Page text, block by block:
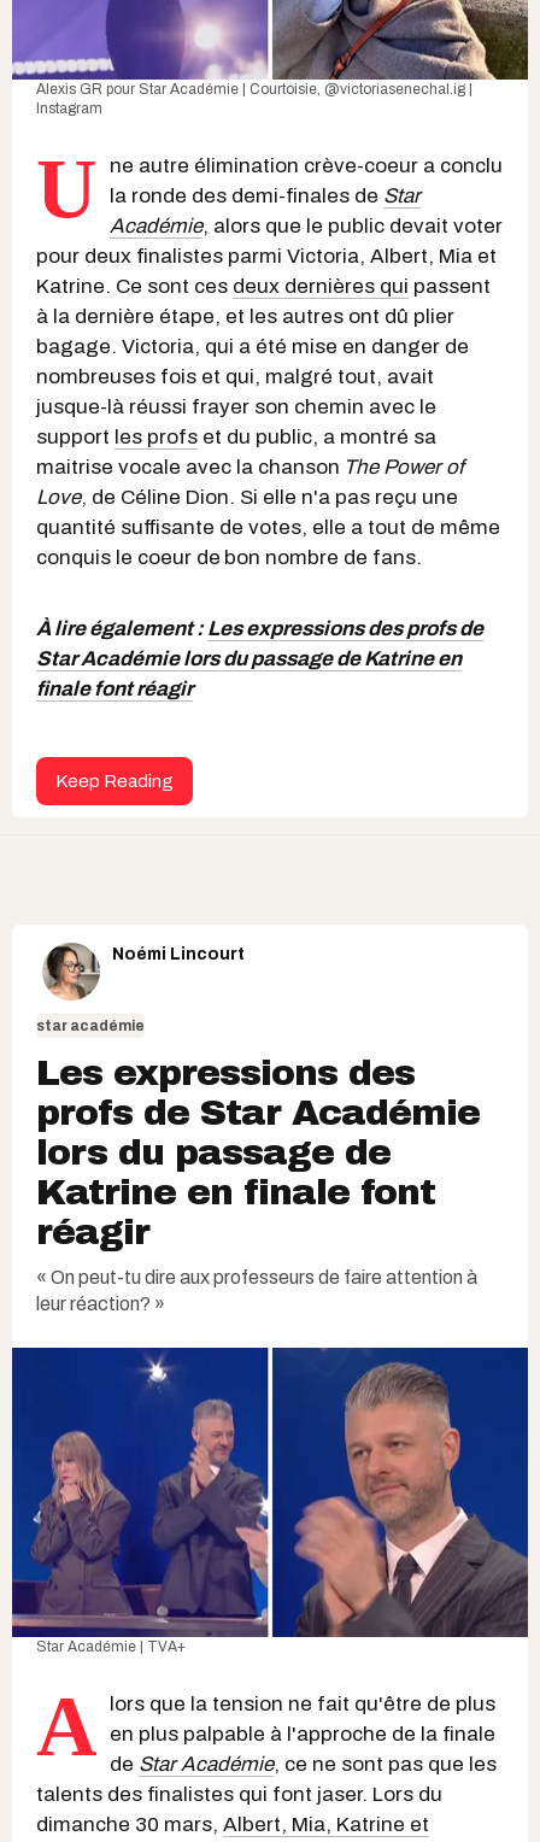
Alexis GR pour Star Académie | Courtoisie, @victoriasenechal.ig |
Instagram
U
ne autre élimination crève-coeur a conclu
la ronde des demi-finales de Star
Académie, alors que le public devait voter
pour deux finalistes parmi Victoria, Albert, Mia et
Katrine. Ce sont ces deux dernières qui passent
à la dernière étape, et les autres ont dû plier
bagage. Victoria, qui a été mise en danger de
nombreuses fois et qui, malgré tout, avait
jusque-là réussi frayer son chemin avec le
support les profs et du public, a montré sa
maitrise vocale avec la chanson The Power of
Love, de Céline Dion. Si elle n'a pas reçu une
quantité suffisante de votes, elle a tout de même
conquis le coeur de bon nombre de fans.
À lire également :Les expressions des profs de
Star Académie lors du passage de Katrine en
finale font réagir
Keep Reading
Noémi Lincourt
star académie
Les expressions des
profs de Star Académie
lors du passage de
Katrine en finale font
réagir
« On peut-tu dire aux professeurs de faire attention à
leur réaction? »
Star Académie | TVA+
A
lors que la tension ne fait qu'être de plus
en plus palpable à l'approche de la finale
de Star Académie, ce ne sont pas que les
talents des finalistes qui font jaser. Lors du
dimanche 30 mars, Albert, Mia, Katrine et